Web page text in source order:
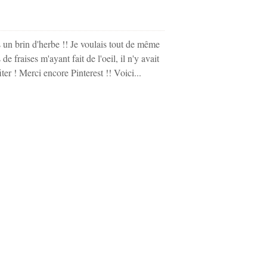
brin d'herbe !! Je voulais tout de même
fraises m'ayant fait de l'oeil, il n'y avait
! Merci encore Pinterest !! Voici...